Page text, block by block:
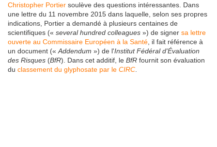
Christopher Portier soulève des questions intéressantes. Dans
une lettre du 11 novembre 2015 dans laquelle, selon ses propres
indications, Portier a demandé à plusieurs centaines de
scientifiques (« several hundred colleagues ») de signer sa lettre
ouverte au Commissaire Européen à la Santé , il fait référence à
un document (« Addendum ») de l'Institut Fédéral d'Évaluation
des Risques (BfR). Dans cet additif, le BfR fournit son évaluation
du classement du glyphosate par le CIRC